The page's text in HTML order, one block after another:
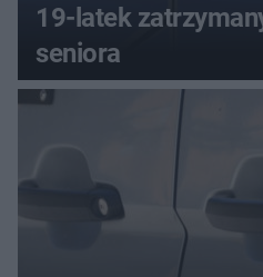
19-latek
seniora